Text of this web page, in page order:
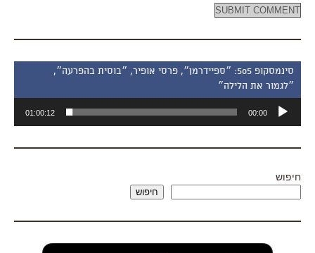
סינמסקופ 505: ״ספיידרמן״, פרסי אופיר, ״בוסית בהפרעה״,
״לגמור את הלילה״
אודיו
00:00
01:00:12
חיפוש
חיפוש